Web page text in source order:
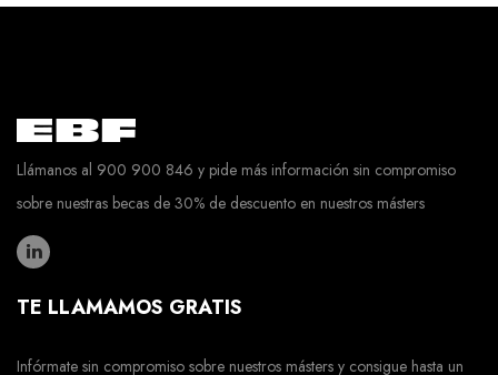
Llámanos al 900 900 846 y pide más información sin compromiso
sobre nuestras becas de 30% de descuento en nuestros másters
TE LLAMAMOS GRATIS
Infórmate sin compromiso sobre nuestros másters y consigue hasta un